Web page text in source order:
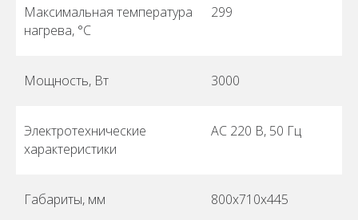
Максимальная температура
нагрева, °C
299
Мощность, Вт 3000
Электротехнические
характеристики
АС 220 В, 50 Гц
Габариты, мм 800х710х445